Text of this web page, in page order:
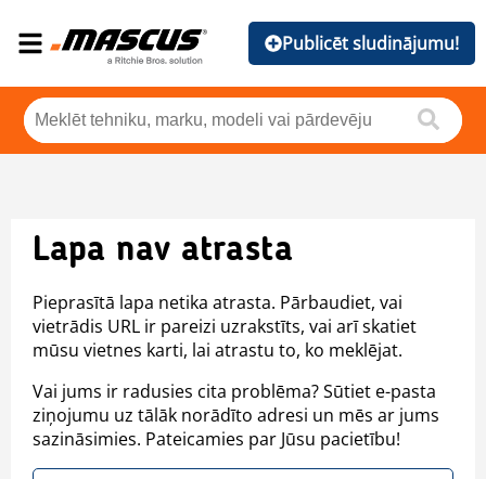
Publicēt sludinājumu!
Lapa nav atrasta
Pieprasītā lapa netika atrasta. Pārbaudiet, vai
vietrādis URL ir pareizi uzrakstīts, vai arī skatiet
mūsu vietnes karti, lai atrastu to, ko meklējat.
Vai jums ir radusies cita problēma? Sūtiet e-pasta
ziņojumu uz tālāk norādīto adresi un mēs ar jums
sazināsimies. Pateicamies par Jūsu pacietību!